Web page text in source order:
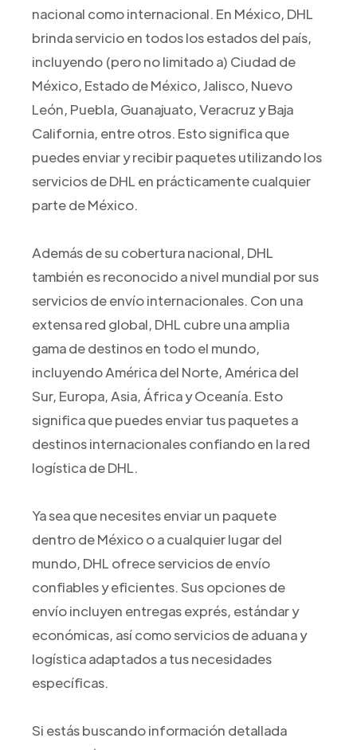
nacional como internacional. En México, DHL
brinda servicio en todos los estados del país,
incluyendo (pero no limitado a) Ciudad de
México, Estado de México, Jalisco, Nuevo
León, Puebla, Guanajuato, Veracruz y Baja
California, entre otros. Esto significa que
puedes enviar y recibir paquetes utilizando los
servicios de DHL en prácticamente cualquier
parte de México.
Además de su cobertura nacional, DHL
también es reconocido a nivel mundial por sus
servicios de envío internacionales. Con una
extensa red global, DHL cubre una amplia
gama de destinos en todo el mundo,
incluyendo América del Norte, América del
Sur, Europa, Asia, África y Oceanía. Esto
significa que puedes enviar tus paquetes a
destinos internacionales confiando en la red
logística de DHL.
Ya sea que necesites enviar un paquete
dentro de México o a cualquier lugar del
mundo, DHL ofrece servicios de envío
confiables y eficientes. Sus opciones de
envío incluyen entregas exprés, estándar y
económicas, así como servicios de aduana y
logística adaptados a tus necesidades
específicas.
Si estás buscando información detallada